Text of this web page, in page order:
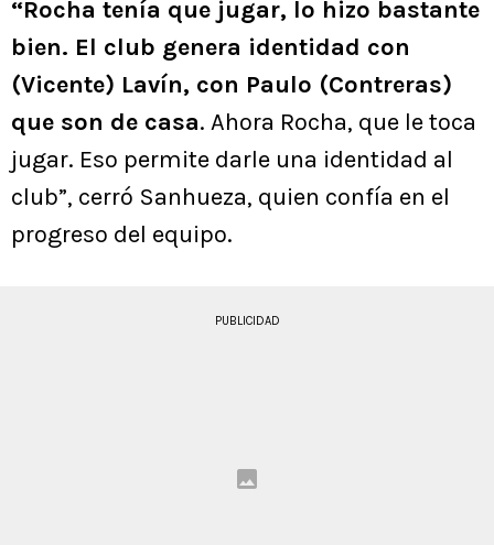
“Rocha tenía que jugar, lo hizo bastante
bien. El club genera identidad con
(Vicente) Lavín, con Paulo (Contreras)
que son de casa. Ahora Rocha, que le toca
jugar. Eso permite darle una identidad al
club”, cerró Sanhueza, quien confía en el
progreso del equipo.
PUBLICIDAD